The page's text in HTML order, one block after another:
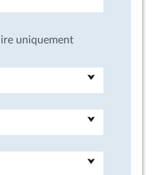
uniquement